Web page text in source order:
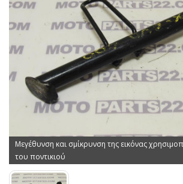
Μεγέθυνση και σμίκρυνση της εικόνας
του ποντικιού